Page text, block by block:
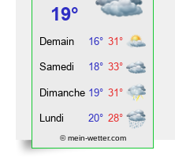
© mein-wetter.com